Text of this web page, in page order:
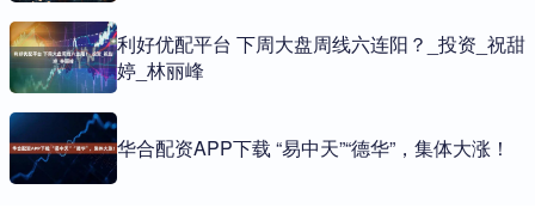
利好优配平台 下周大盘周线六连阳？_投资_祝甜
婷_林丽峰
华合配资APP下载 “易中天”“德华”，集体大涨！